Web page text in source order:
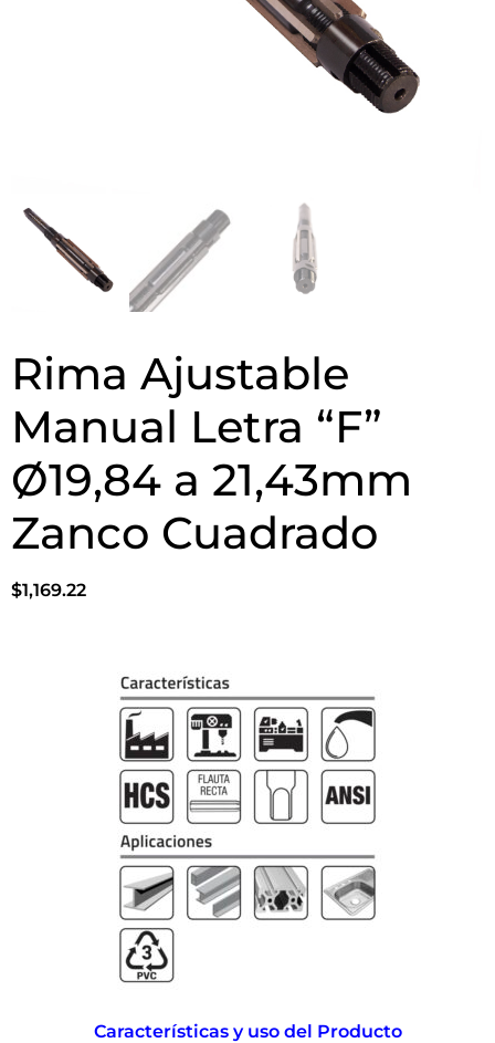
Rima Ajustable
Manual Letra “F”
Ø19,84 a 21,43mm
Zanco Cuadrado
$1,169.22
Características y uso del Producto